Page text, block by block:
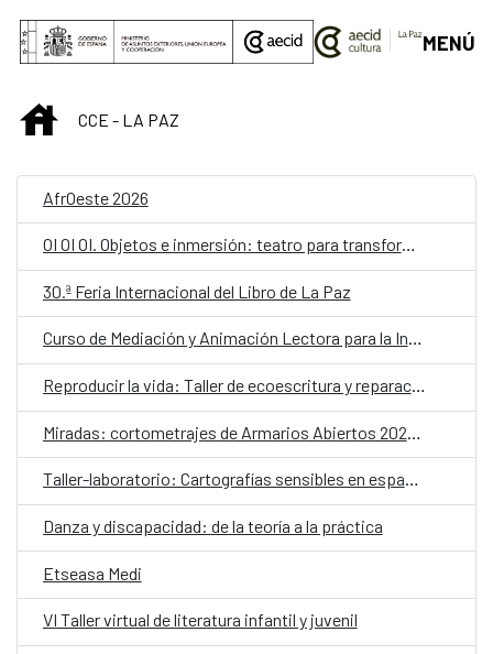
Saltar al contenido principal
MENÚ
INICIOCCE - LA PAZ
AfrOeste 2026
OI OI OI. Objetos e inmersión: teatro para transformar la escuela
30.ª Feria Internacional del Libro de La Paz
Curso de Mediación y Animación Lectora para la Infancia – Lectores sin Frontera
Reproducir la vida: Taller de ecoescritura y reparación
Taller-laboratorio: Cartografías sensibles en espacios públicos
Danza y discapacidad: de la teoría a la práctica
Etseasa Medi
VI Taller virtual de literatura infantil y juvenil